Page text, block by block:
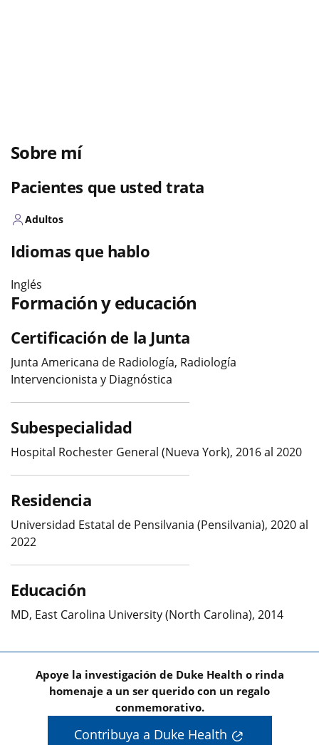
Sobre mí
Pacientes que usted trata
Adultos
Idiomas que hablo
Inglés
Formación y educación
Certificación de la Junta
Junta Americana de Radiología, Radiología
Intervencionista y Diagnóstica
Subespecialidad
Hospital Rochester General (Nueva York), 2016 al 2020
Residencia
Universidad Estatal de Pensilvania (Pensilvania), 2020 al
2022
Educación
MD, East Carolina University (North Carolina), 2014
Apoye la investigación de Duke Health o rinda
homenaje a un ser querido con un regalo
conmemorativo.
Contribuya a Duke Health